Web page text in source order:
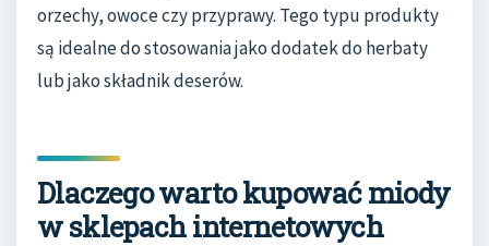
orzechy, owoce czy przyprawy. Tego typu produkty
są idealne do stosowania jako dodatek do herbaty
lub jako składnik deserów.
Dlaczego warto kupować miody
w sklepach internetowych